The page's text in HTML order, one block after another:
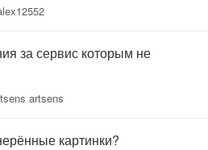
за сервис которым не
artsens
картинки?